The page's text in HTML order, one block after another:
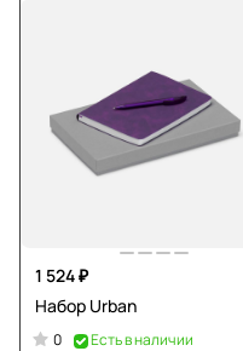
1 524 ₽
Набор Urban
0
Есть в наличии